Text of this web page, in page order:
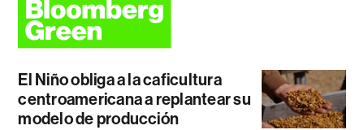
El Niño obliga a la caficultura
centroamericana a replantear su
modelo de producción